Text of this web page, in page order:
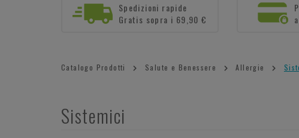
Spedizioni rapide
Gratis sopra i 69,90 €
Catalogo Prodotti Salute e Benessere Allergie
Sistemici